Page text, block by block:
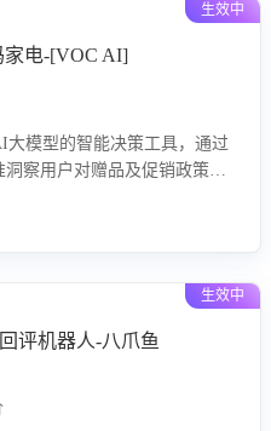
生效中
家电-[VOC AI]
模型的智能决策工具，通过
察用户对赠品及促销政策的
策略，优化资源投放并淘汰
生效中
评机器人-八爪鱼